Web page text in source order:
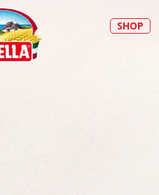
SHOP